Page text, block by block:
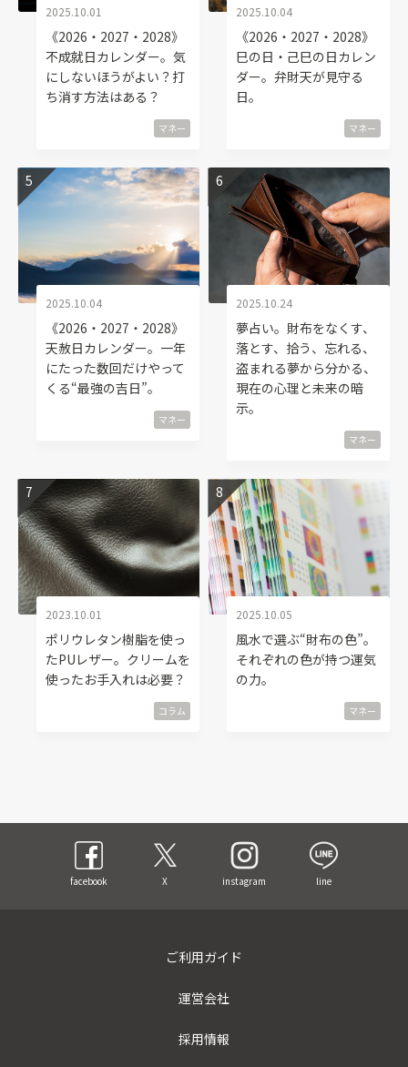
2025.10.01
《2026・2027・2028》
不成就日カレンダー。気
にしないほうがよい？打
ち消す方法はある？
マネー
2025.10.04
《2026・2027・2028》
巳の日・己巳の日カレン
ダー。弁財天が見守る
日。
マネー
2025.10.04
《2026・2027・2028》
天赦日カレンダー。一年
にたった数回だけやって
くる“最強の吉日”。
マネー
2025.10.24
夢占い。財布をなくす、
落とす、拾う、忘れる、
盗まれる夢から分かる、
現在の心理と未来の暗
示。
マネー
2023.10.01
ポリウレタン樹脂を使っ
たPUレザー。クリームを
使ったお手入れは必要？
コラム
2025.10.05
風水で選ぶ“財布の色”。
それぞれの色が持つ運気
の力。
マネー
facebook X instagram line
ご利用ガイド
運営会社
採用情報